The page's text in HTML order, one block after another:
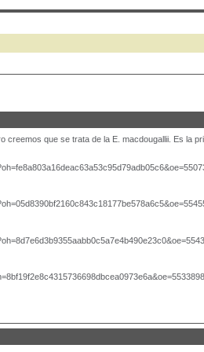
creemos que se trata de la E. macdougallii. Es